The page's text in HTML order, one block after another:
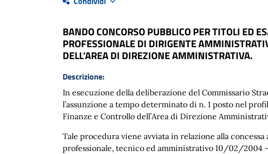
BANDO CONCORSO PUBBLICO PER TITOLI ED
PROFESSIONALE DI DIRIGENTE
DELL’AREA DI DIREZIONE AMMINISTRATIVA.
Descrizione:
In esecuzione della deliberazione del Commissario
l’assunzione a tempo determinato di n. 1 posto nel
Finanze e Controllo dell’Area di Direzione
Tale procedura viene avviata in relazione alla
professionale, tecnico ed amministrativo 10/02/2004